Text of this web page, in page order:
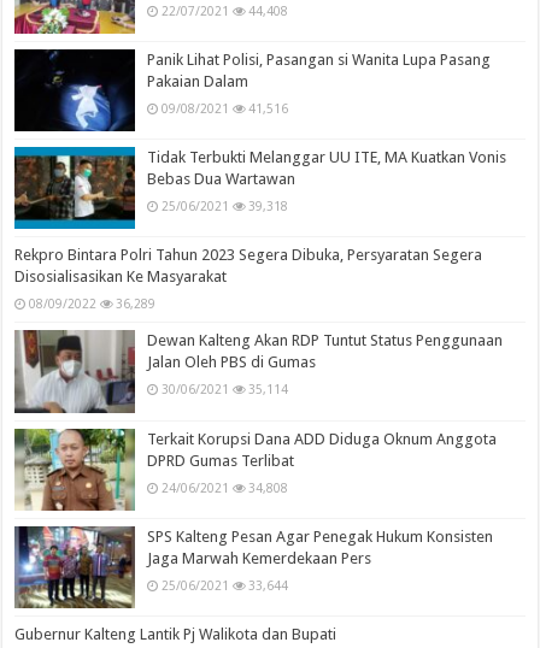
22/07/2021 44,408
Panik Lihat Polisi, Pasangan si Wanita Lupa Pasang
Pakaian Dalam
09/08/2021 41,516
Tidak Terbukti Melanggar UU ITE, MA Kuatkan Vonis
Bebas Dua Wartawan
25/06/2021 39,318
Rekpro Bintara Polri Tahun 2023 Segera Dibuka, Persyaratan Segera
Disosialisasikan Ke Masyarakat
08/09/2022 36,289
Dewan Kalteng Akan RDP Tuntut Status Penggunaan
Jalan Oleh PBS di Gumas
30/06/2021 35,114
Terkait Korupsi Dana ADD Diduga Oknum Anggota
DPRD Gumas Terlibat
24/06/2021 34,808
SPS Kalteng Pesan Agar Penegak Hukum Konsisten
Jaga Marwah Kemerdekaan Pers
25/06/2021 33,644
Gubernur Kalteng Lantik Pj Walikota dan Bupati